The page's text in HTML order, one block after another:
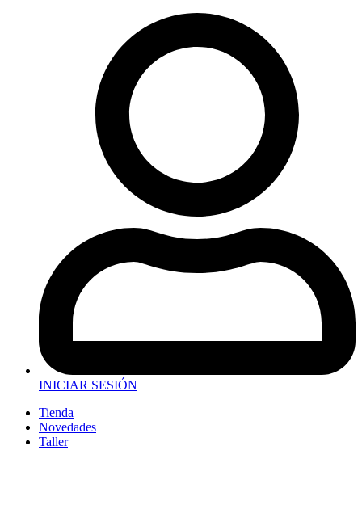
INICIAR SESIÓN
Tienda
Novedades
Taller